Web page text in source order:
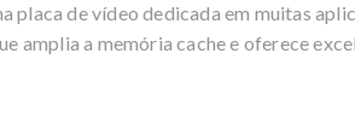
placa de vídeo dedicada em muitas
amplia a memória cache e oferece